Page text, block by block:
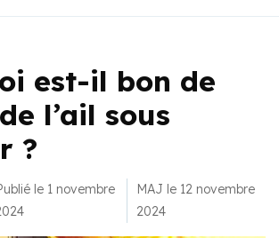
est-il bon de
l’ail sous
?
le 1 novembre
MAJ le 12 novembre
2024